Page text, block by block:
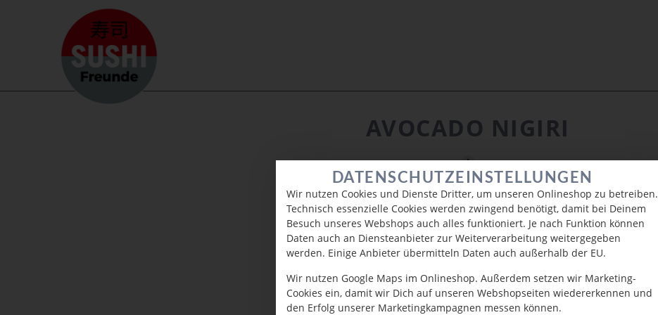
DATENSCHUTZEINSTELLUNGEN
Wir nutzen Cookies und Dienste Dritter, um unseren Onlineshop zu betreiben.
Technisch essenzielle Cookies werden zwingend benötigt, damit bei Deinem
Besuch unseres Webshops auch alles funktioniert. Je nach Funktion können
Daten auch an Diensteanbieter zur Weiterverarbeitung weitergegeben
werden. Einige Anbieter übermitteln Daten auch außerhalb der EU.
Wir nutzen Google Maps im Onlineshop. Außerdem setzen wir Marketing-
Cookies ein, damit wir Dich auf unseren Webshopseiten wiedererkennen und
den Erfolg unserer Marketingkampagnen messen können.
AVOCADO NIGIRI